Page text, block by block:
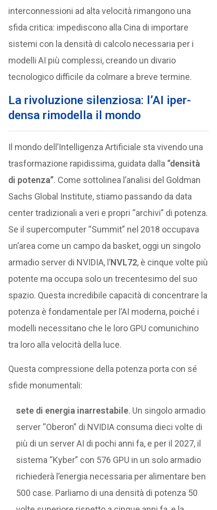
interconnessioni ad alta velocità rimangono una
sfida critica: impediscono alla Cina di importare
sistemi con la densità di calcolo necessaria per i
modelli AI più complessi, creando un divario
tecnologico difficile da colmare a breve termine.
La rivoluzione silenziosa: l’AI iper-
densa rimodella il mondo
Il mondo dell’Intelligenza Artificiale sta vivendo una
trasformazione rapidissima, guidata dalla “densità
di potenza”. Come sottolinea l’analisi del Goldman
Sachs Global Institute, stiamo passando da data
center tradizionali a veri e propri “archivi” di potenza.
Se il supercomputer “Summit” nel 2018 occupava
un’area come un campo da basket, oggi un singolo
armadio server di NVIDIA, l’NVL72, è cinque volte più
potente ma occupa solo un trecentesimo del suo
spazio. Questa incredibile capacità di concentrare la
potenza è fondamentale per l’AI moderna, poiché i
modelli necessitano che le loro GPU comunichino
tra loro alla velocità della luce.
Questa compressione della potenza porta con sé
sfide monumentali:
sete di energia inarrestabile. Un singolo armadio
server “Oberon” di NVIDIA consuma dieci volte di
più di un server AI di pochi anni fa, e per il 2027, il
sistema “Kyber” con 576 GPU in un solo armadio
richiederà l’energia necessaria per alimentare ben
500 case. Parliamo di una densità di potenza 50